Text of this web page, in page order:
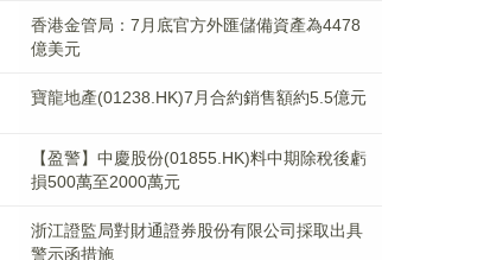
香港金管局：7月底官方外匯儲備資產為4478
億美元
寶龍地產(01238.HK)7月合約銷售額約5.5億元
【盈警】中慶股份(01855.HK)料中期除稅後虧
損500萬至2000萬元
浙江證監局對財通證券股份有限公司採取出具
警示函措施